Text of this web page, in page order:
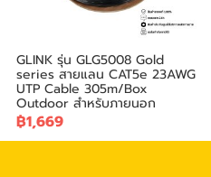
GLINK รุ่น GLG5008 Gold
series สายแลน CAT5e 23AWG
UTP Cable 305m/Box
Outdoor สำหรับภายนอก
฿1,669